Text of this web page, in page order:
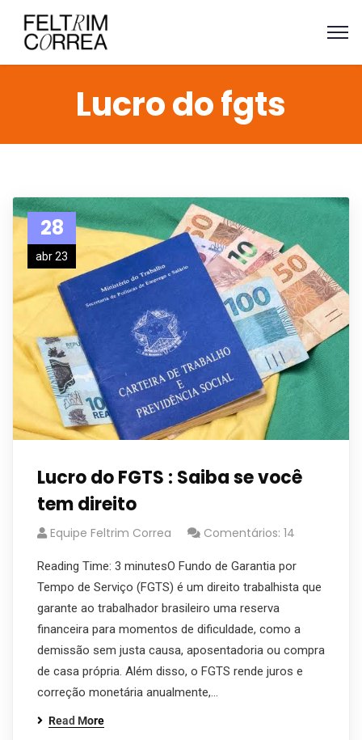
Lucro do fgts
28
abr 23
Lucro do FGTS : Saiba se você
tem direito
Equipe Feltrim Correa Comentários: 14
Reading Time: 3 minutesO Fundo de Garantia por
Tempo de Serviço (FGTS) é um direito trabalhista que
garante ao trabalhador brasileiro uma reserva
financeira para momentos de dificuldade, como a
demissão sem justa causa, aposentadoria ou compra
de casa própria. Além disso, o FGTS rende juros e
correção monetária anualmente,…
Read More